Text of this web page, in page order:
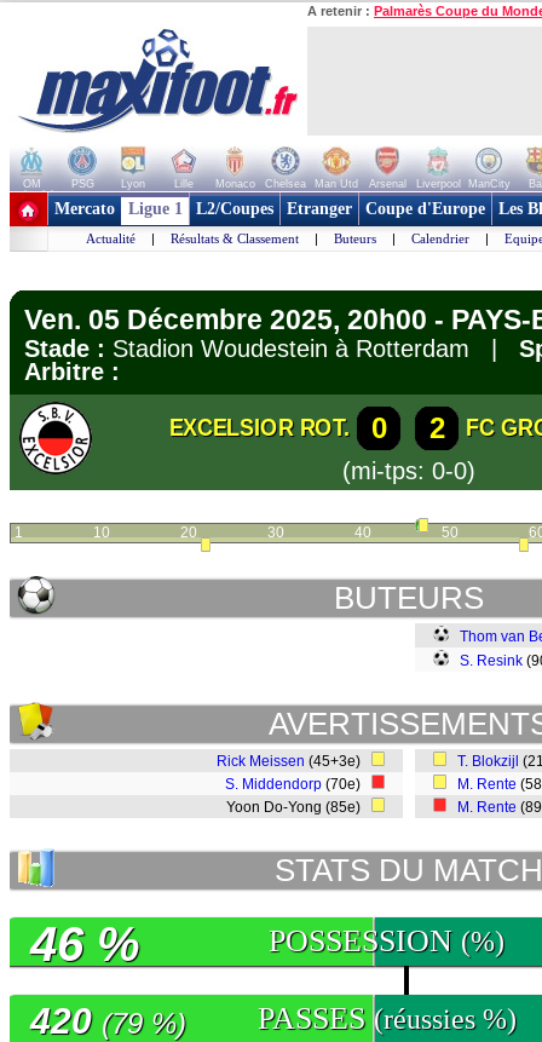
A retenir : Palmarès Coupe du
OM PSG Lyon Lille Monaco Chelsea Man Utd Arsenal Liverpool ManCity
+ de clubs
Mercato Ligue 1 L2/Coupes Etranger Coupe d'Europe Les
Actualité | Résultats & Classement | Buteurs | Calendrier |
Ven. 05 Décembre 2025, 20h00 -
Stade : Stadion Woudestein à Rotterdam |
Arbitre :
EXCELSIOR ROT. 0 2
FC
(mi-tps: 0-0)
1 10 20 30 40 50
BUTEURS
Thom van
S. Resink
Rick Meissen (45+3e)
S. Middendorp (70e)
Yoon Do-Yong (85e)
T. Blokzijl
M. Rente
M. Rente
STATS DU MATCH
POSSESSION (%)
46 %
PASSES (réussies %)
420 (79 %)